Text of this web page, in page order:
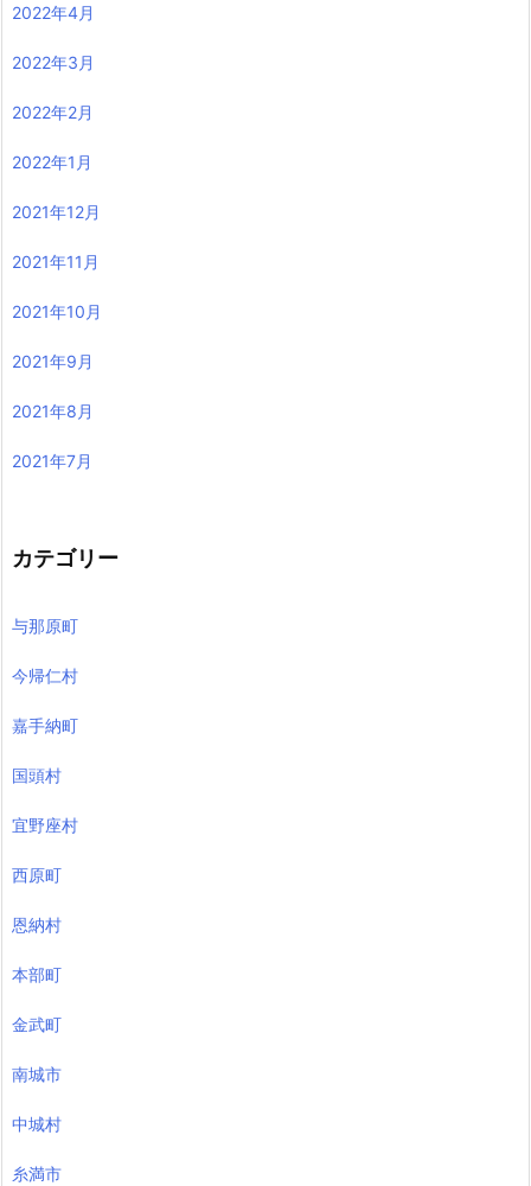
2022年4月
2022年3月
2022年2月
2022年1月
2021年12月
2021年11月
2021年10月
2021年9月
2021年8月
2021年7月
カテゴリー
与那原町
今帰仁村
嘉手納町
国頭村
宜野座村
西原町
恩納村
本部町
金武町
南城市
中城村
糸満市